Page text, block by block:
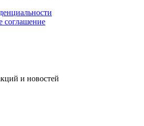
соглашение
и новостей